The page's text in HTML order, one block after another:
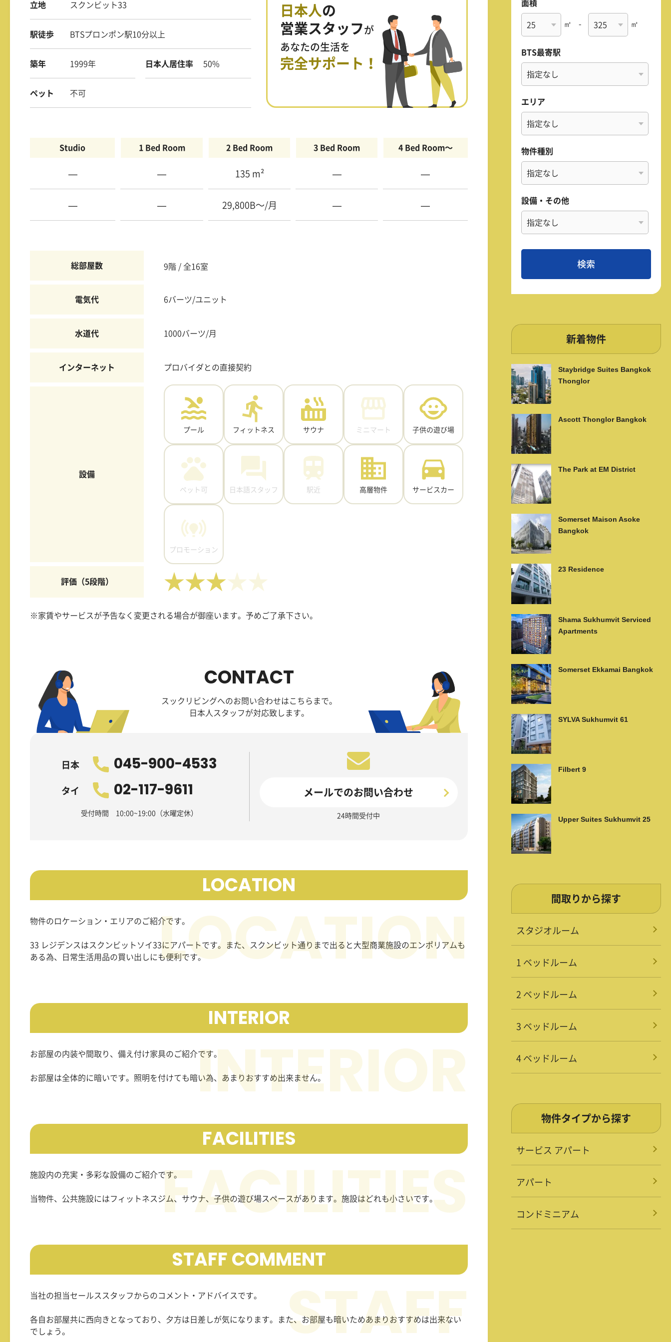
立地 スクンビット33
駅徒歩 BTSプロンポン駅10分以上
築年 1999年 日本人居住率 50%
ペット 不可
日本人 の
営業スタッフ が
あなたの生活を
完全サポート！
Studio 1 Bed Room 2 Bed Room 3 Bed Room 4 Bed Room〜
— — 135 m² — —
— — 29,800B〜/月 — —
総部屋数 9階 / 全16室
電気代 6バーツ/ユニット
水道代 1000バーツ/月
インターネット プロバイダとの直接契約
設備
プール フィットネス サウナ ミニマート 子供の遊び場
ペット可 日本語スタッフ 駅近 高層物件 サービスカー
プロモーション
評価（5段階） ★★★
※家賃やサービスが予告なく変更される場合が御座います。予めご了承下さい。
CONTACT
スックリビングへのお問い合わせはこちらまで。
日本人スタッフが対応致します。
日本 045-900-4533
タイ 02-117-9611
受付時間 10:00~19:00（水曜定休）
メールでのお問い合わせ
24時間受付中
LOCATION
物件のロケーション・エリアのご紹介です。
33 レジデンスはスクンビットソイ33にアパートです。また、スクンビット通りまで出ると大型商業施設のエンポリアムも
ある為、日常生活用品の買い出しにも便利です。
INTERIOR
お部屋の内装や間取り、備え付け家具のご紹介です。
お部屋は全体的に暗いです。照明を付けても暗い為、あまりおすすめ出来ません。
FACILITIES
施設内の充実・多彩な設備のご紹介です。
当物件、公共施設にはフィットネスジム、サウナ、子供の遊び場スペースがあります。施設はどれも小さいです。
STAFF COMMENT
当社の担当セールススタッフからのコメント・アドバイスです。
各自お部屋共に西向きとなっており、夕方は日差しが気になります。また、お部屋も暗いためあまりおすすめは出来ない
でしょう。
面積
㎡ - ㎡
BTS最寄駅
エリア
物件種別
設備・その他
新着物件
Staybridge Suites Bangkok
Thonglor
Ascott Thonglor Bangkok
The Park at EM District
Somerset Maison Asoke
Bangkok
23 Residence
Shama Sukhumvit Serviced
Apartments
Somerset Ekkamai Bangkok
SYLVA Sukhumvit 61
Filbert 9
Upper Suites Sukhumvit 25
間取りから探す
スタジオルーム
1 ベッドルーム
2 ベッドルーム
3 ベッドルーム
4 ベッドルーム
物件タイプから探す
サービス アパート
アパート
コンドミニアム